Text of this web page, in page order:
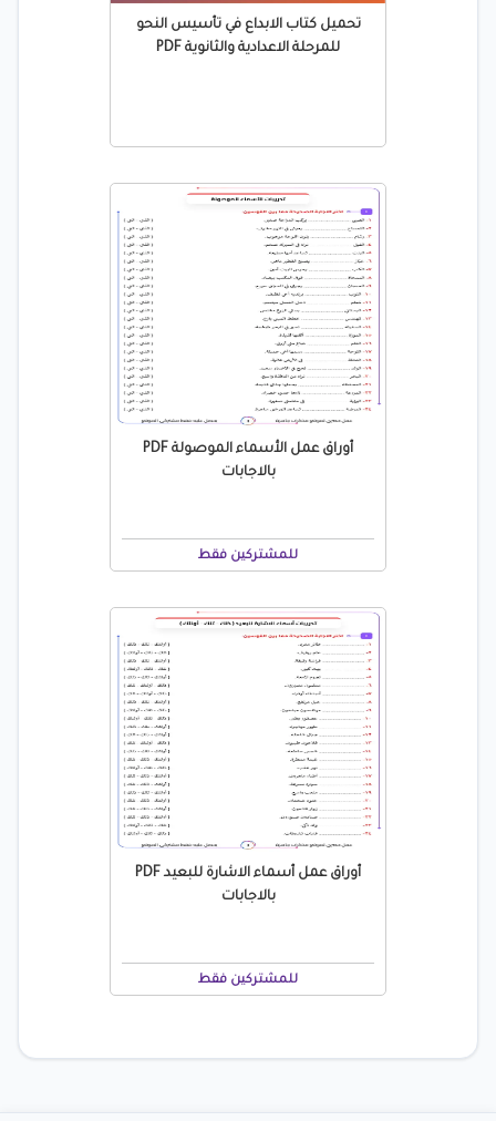
تحميل كتاب الابداع في تأسيس النحو
للمرحلة الاعدادية والثانوية PDF
أوراق عمل الأسماء الموصولة PDF
بالاجابات
للمشتركين فقط
أوراق عمل أسماء الاشارة للبعيد PDF
بالاجابات
للمشتركين فقط